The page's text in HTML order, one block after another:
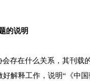
的说明
在什么关系，其刊载
解释工作，说明“《中